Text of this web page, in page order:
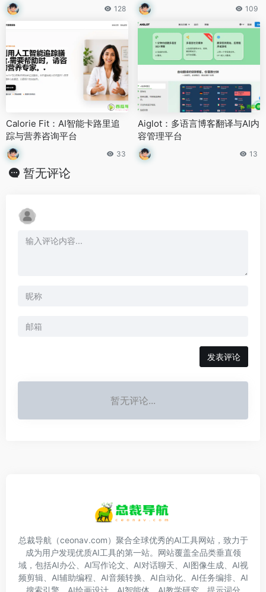
128 109
Calorie Fit：AI智能卡路里追
踪与营养咨询平台
33
Aiglot：多语言博客翻译与AI内
容管理平台
13
暂无评论
发表评论
暂无评论...
总裁导航（ceonav.com）聚合全球优秀的AI工具网站，致力于
成为用户发现优质AI工具的第一站。网站覆盖全品类垂直领
域，包括AI办公、AI写作论文、AI对话聊天、AI图像生成、AI视
频剪辑、AI辅助编程、AI音频转换、AI自动化、AI任务编排、AI